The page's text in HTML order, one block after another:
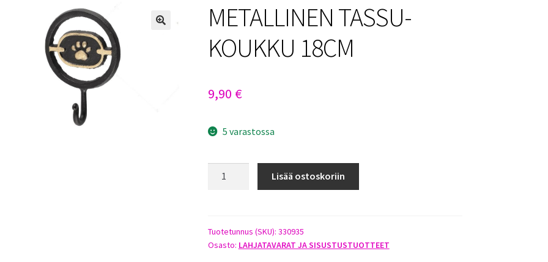
METALLINEN TASSU-
KOUKKU 18CM
9,90 €
5 varastossa
määrä
Lisää ostoskoriin
Tuotetunnus (SKU): 330935
Osasto: LAHJATAVARAT JA SISUSTUSTUOTTEET